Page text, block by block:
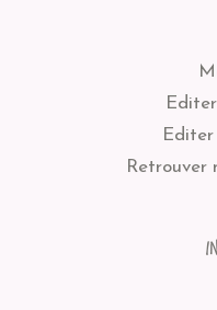
Editer
Retrouver